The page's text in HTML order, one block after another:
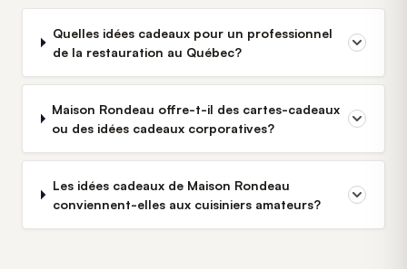
Quelles idées cadeaux pour un professionnel
de la restauration au Québec?
Maison Rondeau offre-t-il des cartes-cadeaux
ou des idées cadeaux corporatives?
Les idées cadeaux de Maison Rondeau
conviennent-elles aux cuisiniers amateurs?